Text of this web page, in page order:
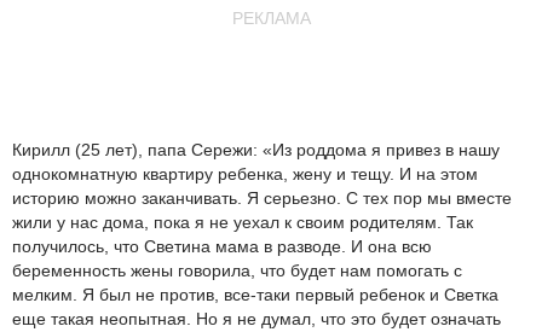
РЕКЛАМА
Кирилл (25 лет), папа Сережи: «Из роддома я привез в нашу
однокомнатную квартиру ребенка, жену и тещу. И на этом
историю можно заканчивать. Я серьезно. С тех пор мы вместе
жили у нас дома, пока я не уехал к своим родителям. Так
получилось, что Светина мама в разводе. И она всю
беременность жены говорила, что будет нам помогать с
мелким. Я был не против, все-таки первый ребенок и Светка
еще такая неопытная. Но я не думал, что это будет означать